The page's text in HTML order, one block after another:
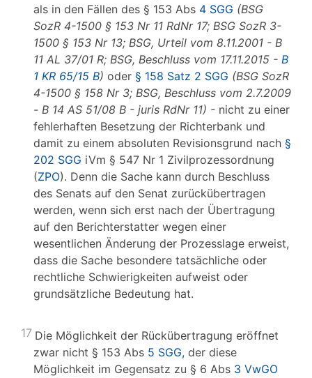
als in den Fällen des § 153 Abs 4 SGG (BSG
SozR 4-1500 § 153 Nr 11 RdNr 17; BSG SozR 3-
1500 § 153 Nr 13; BSG, Urteil vom 8.11.2001 - B
11 AL 37/01 R; BSG, Beschluss vom 17.11.2015 - B
1 KR 65/15 B) oder § 158 Satz 2 SGG (BSG SozR
4-1500 § 158 Nr 3; BSG, Beschluss vom 2.7.2009
- B 14 AS 51/08 B - juris RdNr 11) - nicht zu einer
fehlerhaften Besetzung der Richterbank und
damit zu einem absoluten Revisionsgrund nach §
202 SGG iVm § 547 Nr 1 Zivilprozessordnung
(ZPO). Denn die Sache kann durch Beschluss
des Senats auf den Senat zurückübertragen
werden, wenn sich erst nach der Übertragung
auf den Berichterstatter wegen einer
wesentlichen Änderung der Prozesslage erweist,
dass die Sache besondere tatsächliche oder
rechtliche Schwierigkeiten aufweist oder
grundsätzliche Bedeutung hat.
17 Die Möglichkeit der Rückübertragung eröffnet
zwar nicht § 153 Abs 5 SGG, der diese
Möglichkeit im Gegensatz zu § 6 Abs 3 VwGO